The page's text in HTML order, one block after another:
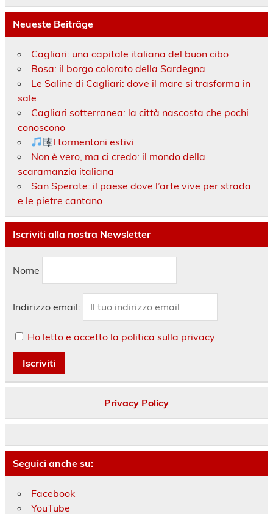
Neueste Beiträge
Cagliari: una capitale italiana del buon cibo
Bosa: il borgo colorato della Sardegna
Le Saline di Cagliari: dove il mare si trasforma in
sale
Cagliari sotterranea: la città nascosta che pochi
conoscono
I tormentoni estivi
Non è vero, ma ci credo: il mondo della
scaramanzia italiana
San Sperate: il paese dove l’arte vive per strada
e le pietre cantano
Iscriviti alla nostra Newsletter
Nome
Indirizzo email:
Ho letto e accetto la politica sulla privacy
Privacy Policy
Seguici anche su:
Facebook
YouTube